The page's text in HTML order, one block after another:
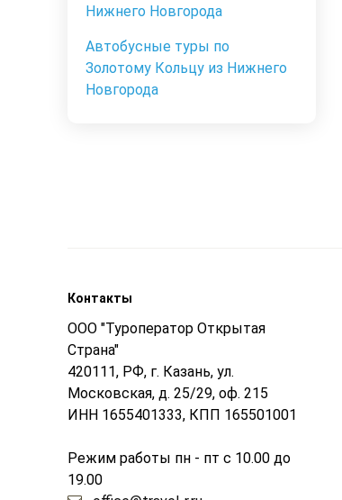
Нижнего Новгорода
Автобусные туры по
Золотому Кольцу из Нижнего
Новгорода
Контакты
ООО "Туроператор Открытая
Страна"
420111, РФ, г. Казань, ул.
Московская, д. 25/29, оф. 215
ИНН 1655401333, КПП 165501001
Режим работы пн - пт с 10.00 до
19.00